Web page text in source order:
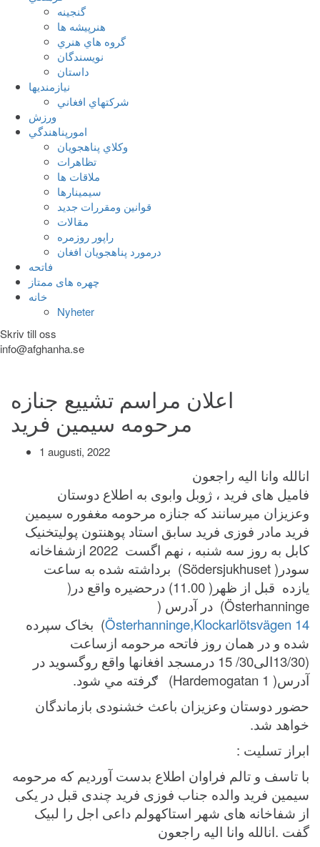
گنجينه
هنرپيشه ها
گروه هاي هنري
نويسندگان
داستان
نيازمنديها
شرکتهاي افغاني
ورزش
امورپناهندگي
وکلاي پناهجويان
تظاهرات
ملاقات ها
سيمينارها
قوانين ومقررات جديد
مقالات
راپور روزمره
درمورد پناهجويان افغان
فاتحه
چهره های ممتاز
خانه
Nyheter
Skriv till oss
info@afghanha.se
اعلان مراسم تشییع جنازه
مرحومه سیمین فرید
1 augusti, 2022
انالله وانا الیه راجعون
فامیل های فريد ، ژوبل وابوی به اطلاع دوستان
وعزیزان میرسانند که‌ جنازه مرحومه مغفوره سیمين
فريد مادر فوزی فريد سابق استاد پوهنتون پوليتخنيک
کابل به روز سه شنبه ، نهم اگست 2022 ازشفاخانه
سودر( Södersjukhuset)
برداشته شده به ساعت
یازده قبل از ظهر( 11.00) درحضیره واقع در(
Österhanninge) در آدرس (
Österhanninge,Klockarlötsvägen 14) بخاک سپرده
شده و در همان روز فاتحه مرحومه ازساعت
(13/30الی30/ 15 درمسجد افغانها واقع روگسوید در
آدرس( Hardemogatan 1) ګرفته مي شود.
حضور دوستان وعزیزان باعث خشنودی بازماندگان
خواهد شد.
ابراز تسلیت :
با تاسف و تالم فراوان اطلاع بدست آوردیم که مرحومه
سیمین فرید والده جناب فوزی فرید چندی قبل در یکی
از شفاخانه های شهر استاکهولم داعی اجل را لبیک
گفت .انالله وانا الیه راجعون